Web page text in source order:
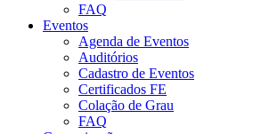
FAQ
Eventos
Agenda de Eventos
Auditórios
Cadastro de Eventos
Certificados FE
Colação de Grau
FAQ